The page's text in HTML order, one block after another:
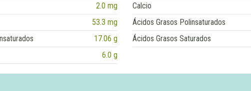
2.0 mg Calcio
53.3 mg Ácidos Grasos Polinsaturados
17.06 g Ácidos Grasos Saturados
6.0 g